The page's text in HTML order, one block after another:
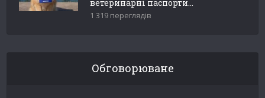
ветеринарні паспорти...
1 319 переглядів
Обговорюване